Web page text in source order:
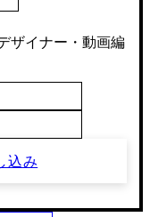
ザイナー・動画編
込み